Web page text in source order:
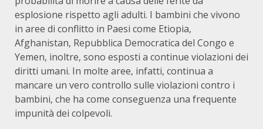
esplosione rispetto agli adulti. I bambini che vivono
in aree di conflitto in Paesi come Etiopia,
Afghanistan, Repubblica Democratica del Congo e
Yemen, inoltre, sono esposti a continue violazioni dei
diritti umani. In molte aree, infatti, continua a
mancare un vero controllo sulle violazioni contro i
bambini, che ha come conseguenza una frequente
impunità dei colpevoli.